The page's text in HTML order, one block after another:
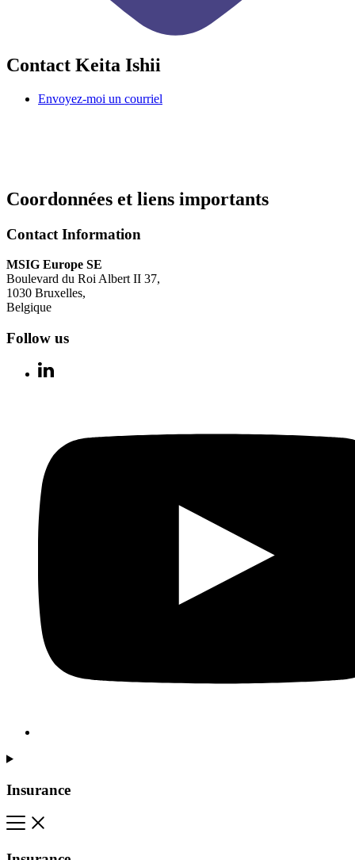
Contact Keita Ishii
Envoyez-moi un courriel
Coordonnées et liens importants
Contact Information
MSIG Europe SE
Boulevard du Roi Albert II 37,
1030 Bruxelles,
Belgique
Follow us
Insurance